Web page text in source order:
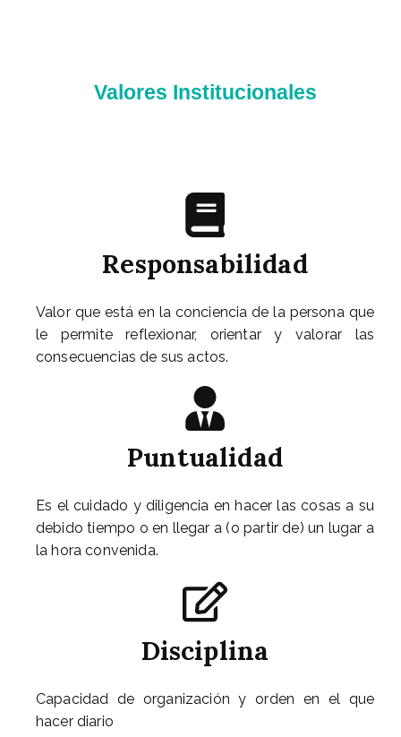
Valores Institucionales
Responsabilidad
Valor que está en la conciencia de la persona que
le permite reflexionar, orientar y valorar las
consecuencias de sus actos.
Puntualidad
Es el cuidado y diligencia en hacer las cosas a su
debido tiempo o en llegar a (o partir de) un lugar a
la hora convenida.
Disciplina
Capacidad de organización y orden en el que
hacer diario